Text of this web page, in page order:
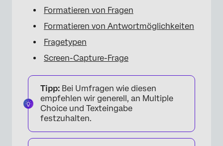
Formatieren von Fragen
Formatieren von Antwortmöglichkeiten
Fragetypen
Screen-Capture-Frage
Tipp: Bei Umfragen wie diesen
empfehlen wir generell, an Multiple
Choice und Texteingabe
festzuhalten.